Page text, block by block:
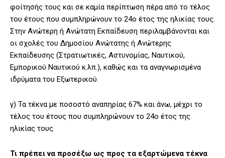
φοίτησής τους και σε καμία περίπτωση πέρα από το τέλος
του έτους που συμπληρώνουν το 24ο έτος της ηλικίας τους.
Στην Ανώτερη ή Ανώτατη Εκπαίδευση περιλαμβάνονται και
οι σχολές του Δημοσίου Ανώτατης ή Ανώτερης
Εκπαίδευσης (Στρατιωτικές, Αστυνομίας, Ναυτικού,
Εμπορικού Ναυτικού κ.λπ.), καθώς και τα αναγνωρισμένα
ιδρύματα του Εξωτερικού.
γ) Τα τέκνα με ποσοστό αναπηρίας 67% και άνω, μέχρι το
τέλος του έτους που συμπληρώνουν το 24ο έτος της
ηλικίας τους.
Τι πρέπει να προσέξω ως προς τα εξαρτώμενα τέκνα